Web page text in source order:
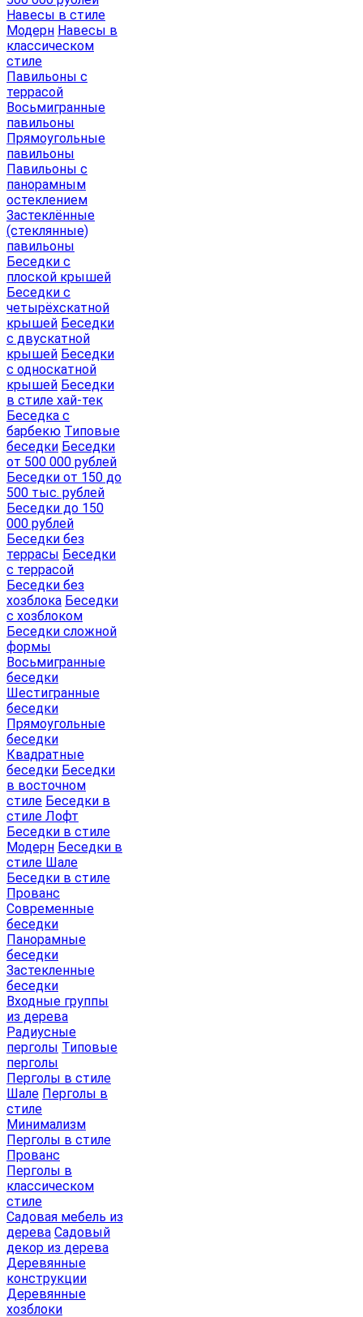
Навесы в стиле
Модерн Навесы в
классическом
стиле
Павильоны с
террасой
Восьмигранные
павильоны
Прямоугольные
павильоны
Павильоны с
панорамным
остеклением
Застеклённые
(стеклянные)
павильоны
Беседки с
плоской крышей
Беседки с
четырёхскатной
крышей Беседки
с двускатной
крышей Беседки
с односкатной
крышей Беседки
в стиле хай-тек
Беседка с
барбекю Типовые
беседки Беседки
от 500 000 рублей
Беседки от 150 до
500 тыс. рублей
Беседки до 150
000 рублей
Беседки без
террасы Беседки
с террасой
Беседки без
хозблока Беседки
с хозблоком
Беседки сложной
формы
Восьмигранные
беседки
Шестигранные
беседки
Прямоугольные
беседки
Квадратные
беседки Беседки
в восточном
стиле Беседки в
стиле Лофт
Беседки в стиле
Модерн Беседки в
стиле Шале
Беседки в стиле
Прованс
Современные
беседки
Панорамные
беседки
Застекленные
беседки
Входные группы
из дерева
Радиусные
перголы Типовые
перголы
Перголы в стиле
Шале Перголы в
стиле
Минимализм
Перголы в стиле
Прованс
Перголы в
классическом
стиле
Садовая мебель из
дерева Садовый
декор из дерева
Деревянные
конструкции
Деревянные
хозблоки